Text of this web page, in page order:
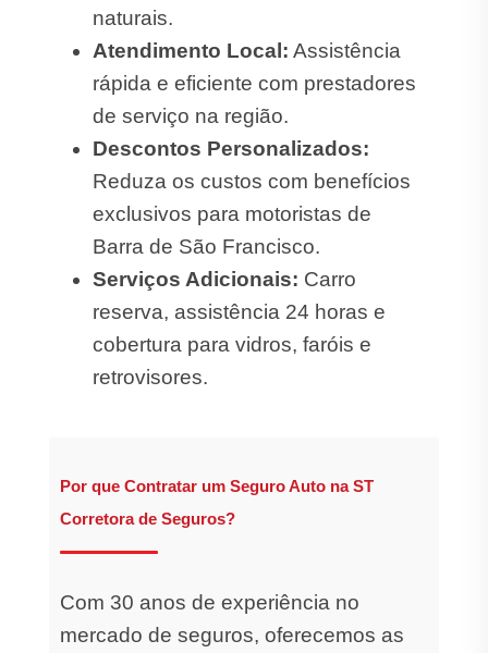
naturais.
Atendimento Local: Assistência
rápida e eficiente com prestadores
de serviço na região.
Descontos Personalizados:
Reduza os custos com benefícios
exclusivos para motoristas de
Barra de São Francisco.
Serviços Adicionais: Carro
reserva, assistência 24 horas e
cobertura para vidros, faróis e
retrovisores.
Por que Contratar um Seguro Auto na ST
Corretora de Seguros?
Com 30 anos de experiência no
mercado de seguros, oferecemos as